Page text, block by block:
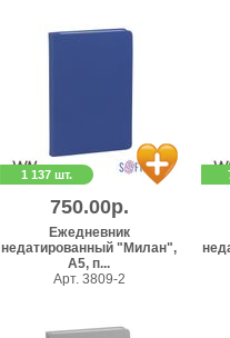
1 137 шт.
750.00р.
Ежедневник
недатированный "Милан",
А5, п...
Арт. 3809-2